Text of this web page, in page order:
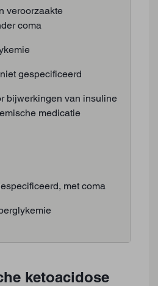
veroorzaakte
coma
gespecificeerd
bijwerkingen van insuline
medicatie
met coma
ketoacidose